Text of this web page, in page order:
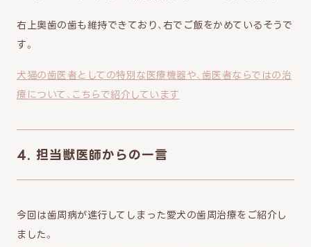
右上奥歯の歯も維持できており、右でご飯をかめているそうで
す。
犬猫の歯医者としての特別な医療機器や、歯医者ならではの治
療について、こちらで紹介しています
4. 担当獣医師からの一言
今回は歯周病が進行してしまった愛犬の歯周治療をご紹介し
ました。